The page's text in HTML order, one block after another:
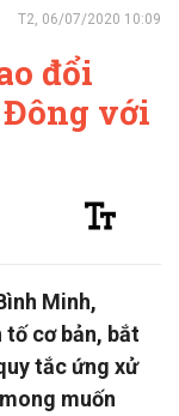
T2, 06/07/2020 10:09
đổi
với
Minh,
tố cơ bản, bắt
tắc ứng xử
muốn